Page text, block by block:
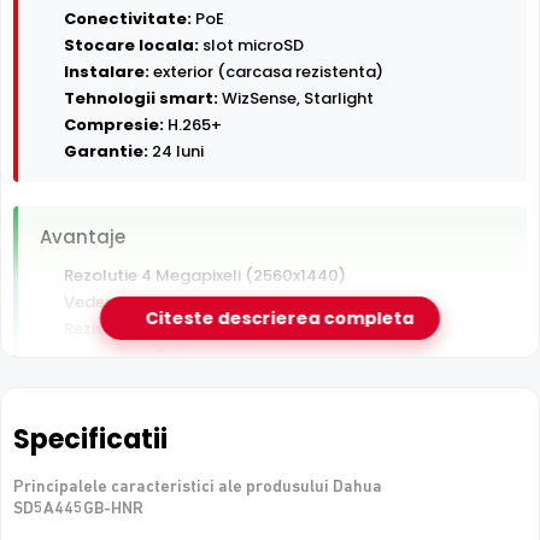
Conectivitate: PoE
Stocare locala: slot microSD
Instalare:exterior (carcasa rezistenta)
Tehnologii smart:WizSense, Starlight
Compresie: H.265+
Garantie: 24 luni
Avantaje
Rezolutie 4 Megapixeli (2560x1440)
Vedere nocturna in infrarosu pana la 150 m
Rezistenta la exterior — ploaie, praf si inghet
Alimentare PoE — un singur cablu pentru date si curent
false
De luat in calcul
Citeste descrierea completa
Specificatii
Principalele caracteristici ale produsului Dahua
SD5A445GB-HNR